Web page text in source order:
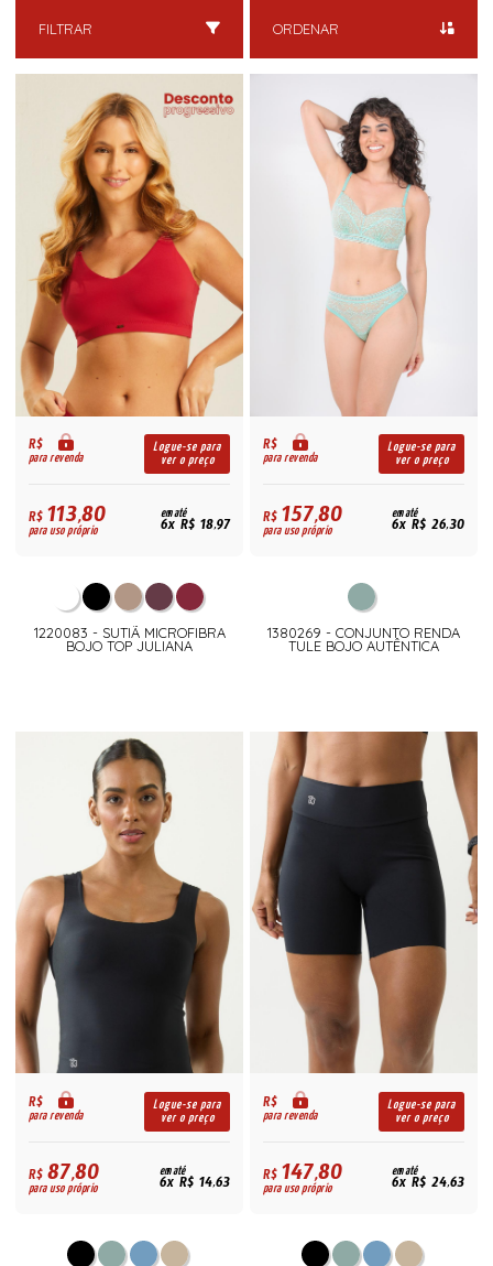
FILTRAR ORDENAR
R$
para revenda
Logue-se para
ver o preço
R$113,80
para uso próprio
em até
6x R$ 18,97
1220083 - SUTIÃ MICROFIBRA
BOJO TOP JULIANA
R$
para revenda
Logue-se para
ver o preço
R$157,80
para uso próprio
em até
6x R$ 26,30
1380269 - CONJUNTO RENDA
TULE BOJO AUTÊNTICA
R$
para revenda
Logue-se para
ver o preço
R$87,80
para uso próprio
em até
6x R$ 14,63
R$
para revenda
Logue-se para
ver o preço
R$147,80
para uso próprio
em até
6x R$ 24,63